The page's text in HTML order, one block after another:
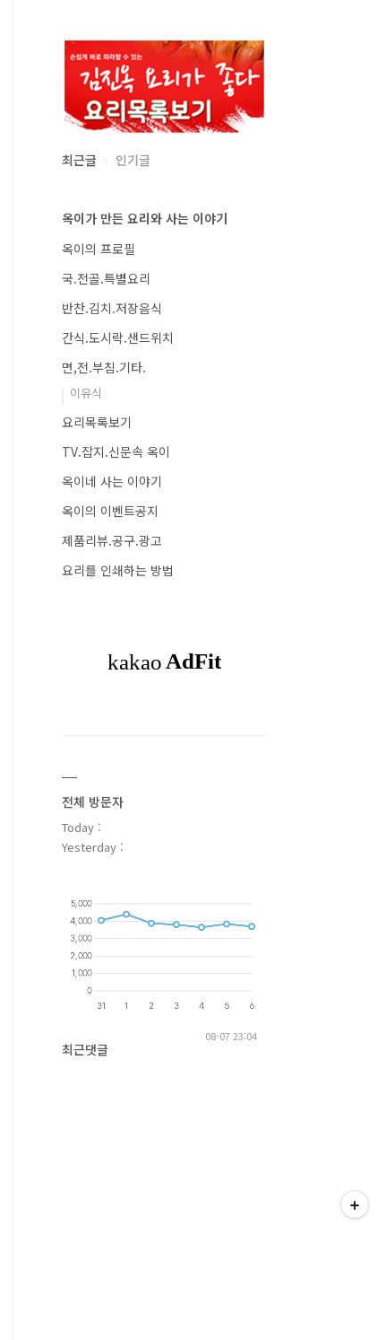
최근글 인기글
옥이가 만든 요리와 사는 이야기
옥이의 프로필
국.전골.특별요리
반찬.김치.저장음식
간식.도시락.샌드위치
면,전.부침.기타.
이유식
요리목록보기
TV.잡지.신문속 옥이
옥이네 사는 이야기
옥이의 이벤트공지
제품리뷰.공구.광고
요리를 인쇄하는 방법
전체 방문자
Today :
Yesterday :
08-07 23:04
최근댓글